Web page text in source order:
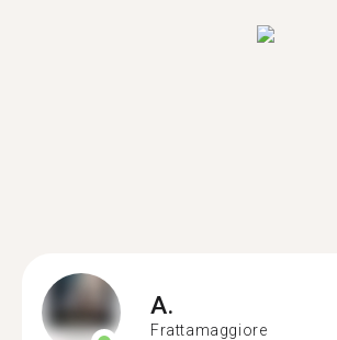
A.
Frattamaggiore